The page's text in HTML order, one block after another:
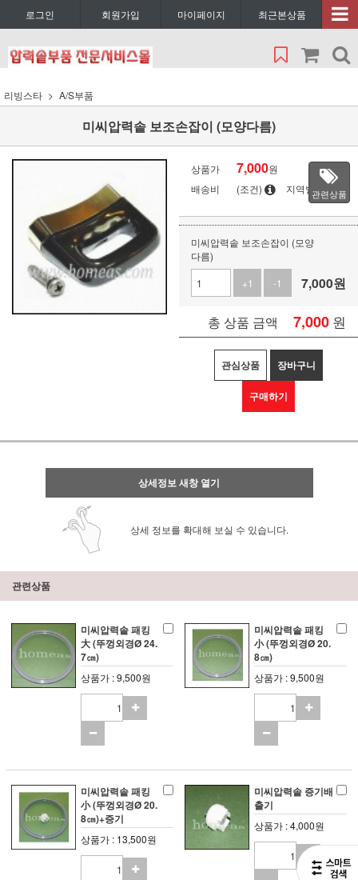
로그인 회원가입 마이페이지 최근본상품
리빙스타 A/S부품
미씨압력솥 보조손잡이 (모양다름)
상품가 7,000원
배송비
(조건) 지역별관련상품
미씨압력솥 보조손잡이 (모양
다름)
+1
-1 7,000원
총 상품 금액 7,000 원
관심상품 장바구니
구매하기
상세정보 새창 열기
상세 정보를 확대해 보실 수 있습니다.
관련상품
미씨압력솥 패킹
大 (뚜껑외경Ø 24.
7㎝)
상품가 : 9,500원
미씨압력솥 패킹
小 (뚜껑외경Ø 20.
8㎝)
상품가 : 9,500원
미씨압력솥 패킹
小 (뚜껑외경Ø 20.
8㎝)+증기
상품가 : 13,500원
미씨압력솥 증기배
출기
상품가 : 4,000원